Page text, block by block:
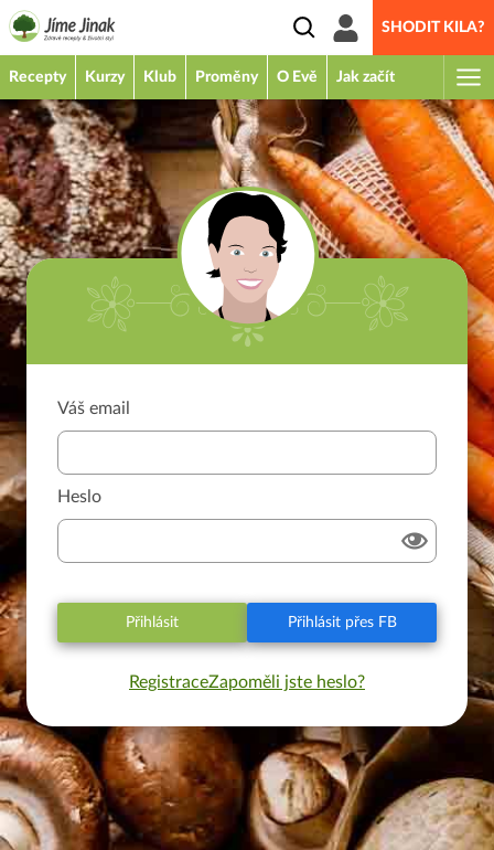
SHODIT KILA?
Recepty Kurzy Klub Proměny O Evě Jak začít
Váš email
Heslo
Přihlásit Přihlásit přes FB
RegistraceZapoměli jste heslo?